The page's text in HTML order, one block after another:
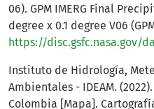
06). GPM IMERG Final
degree x 0.1 degree V06
https://disc.gsfc.nasa.gov/
Instituto de Hidrología,
Ambientales - IDEAM.
Colombia [Mapa].